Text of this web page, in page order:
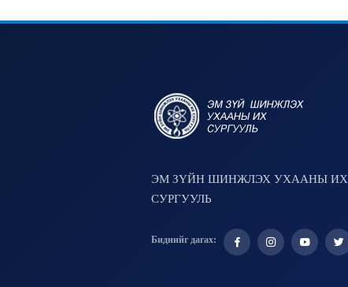
ЭМ ЗҮЙН ШИНЖЛЭХ УХААНЫ ИХ
СУРГУУЛЬ
Биднийг дагах: